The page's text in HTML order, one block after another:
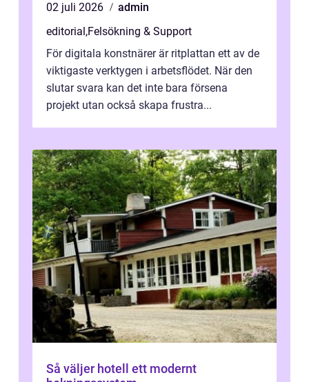
02 juli 2026
admin
editorial,Felsökning & Support
För digitala konstnärer är ritplattan ett av de
viktigaste verktygen i arbetsflödet. När den
slutar svara kan det inte bara försena
projekt utan också skapa frustra...
Så väljer hotell ett modernt